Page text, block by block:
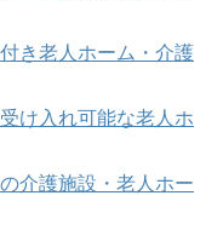
き老人ホーム・介護
け入れ可能な老人ホ
介護施設・老人ホー